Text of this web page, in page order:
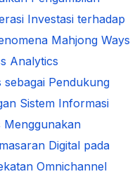
Investasi terhadap
Mahjong Ways
Analytics
Pendukung
Sistem Informasi
Menggunakan
Digital pada
Omnichannel